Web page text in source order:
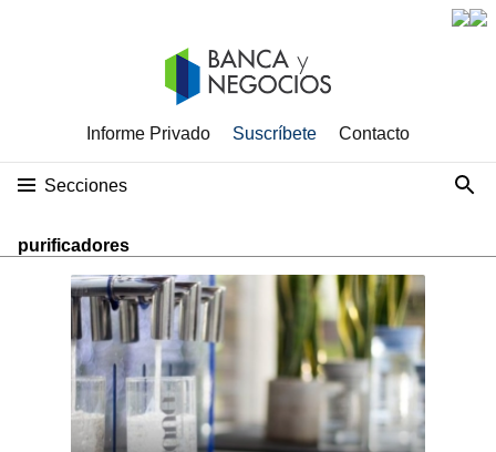
Informe Privado Suscríbete Contacto
Secciones
purificadores